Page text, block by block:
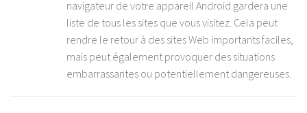
navigateur de votre appareil Android gardera une
liste de tous les sites que vous visitez. Cela peut
rendre le retour à des sites Web importants faciles,
mais peut également provoquer des situations
embarrassantes ou potentiellement dangereuses.